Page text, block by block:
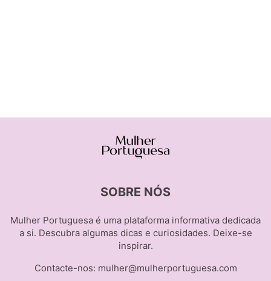
SOBRE NÓS
Mulher Portuguesa é uma plataforma informativa dedicada
a si. Descubra algumas dicas e curiosidades. Deixe-se
inspirar.
Contacte-nos: mulher@mulherportuguesa.com